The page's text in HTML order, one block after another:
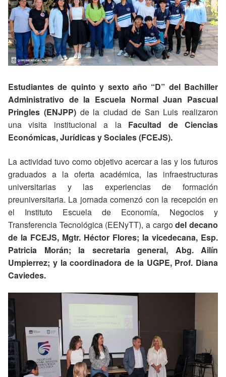
Estudiantes de quinto y sexto año “D” del Bachiller
Administrativo de la Escuela Normal Juan Pascual
Pringles (ENJPP)de la ciudad de San Luis realizaron
una visita institucional a la Facultad de Ciencias
Económicas, Jurídicas y Sociales (FCEJS).
La actividad tuvo como objetivo acercar a las y los futuros
graduados a la oferta académica, las infraestructuras
universitarias y las experiencias de formación
preuniversitaria. La jornada comenzó con la recepción en
el Instituto Escuela de Economía, Negocios y
Transferencia Tecnológica (EENyTT), a cargodel decano
de la FCEJS, Mgtr. Héctor Flores; la vicedecana, Esp.
Patricia Morán; la secretaria general, Abg. Ailín
Umpierrez; y la coordinadora de la UGPE, Prof. Diana
Caviedes.